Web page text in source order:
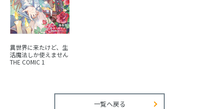
異世界に来たけど、生
活魔法しか使えません
THE COMIC 1
一覧へ戻る